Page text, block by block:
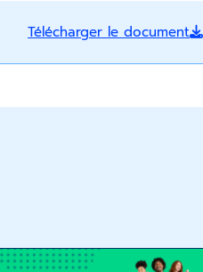
Télécharger le document